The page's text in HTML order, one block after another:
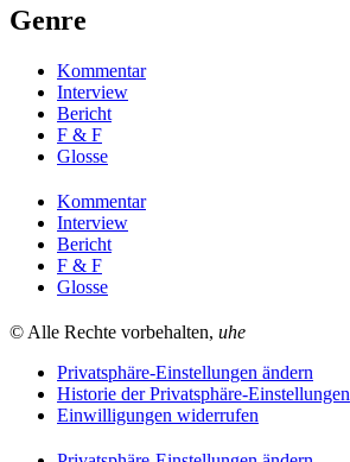
Genre
Kommentar
Interview
Bericht
F & F
Glosse
Kommentar
Interview
Bericht
F & F
Glosse
© Alle Rechte vorbehalten, uhe
Privatsphäre-Einstellungen ändern
Historie der Privatsphäre-Einstellungen
Einwilligungen widerrufen